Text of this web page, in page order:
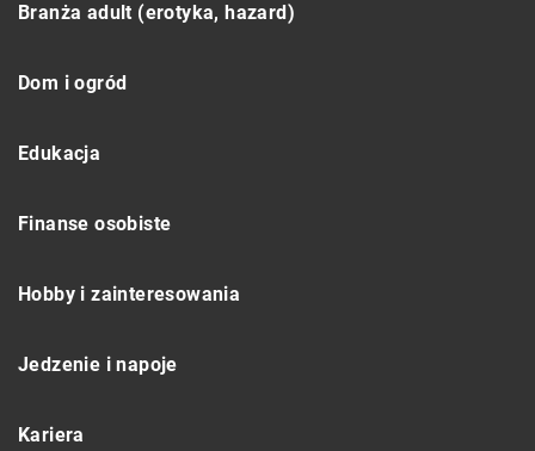
Branża adult (erotyka, hazard)
Dom i ogród
Edukacja
Finanse osobiste
Hobby i zainteresowania
Jedzenie i napoje
Kariera